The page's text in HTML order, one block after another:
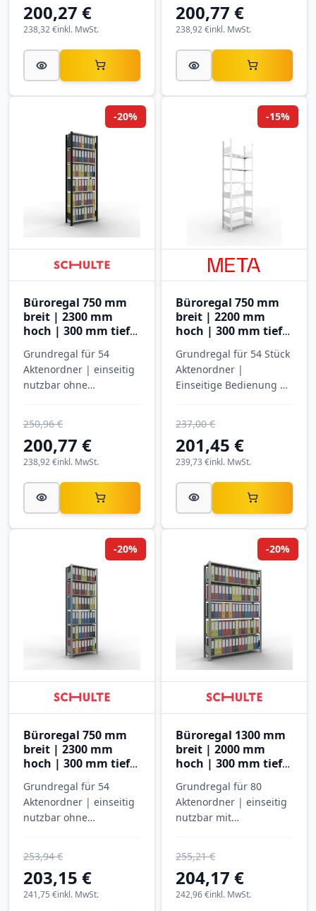
200,27 €
inkl. MwSt.
238,32 €
200,77 €
inkl. MwSt.
238,92 €
Büroregal 750 mm
breit | 2300 mm
hoch | 300 mm tief |
Grundregal für 54
Aktenordner | einseitig
nutzbar ohne
200,77 €
250,96 €
-20%
inkl. MwSt.
238,92 €
Büroregal 750 mm
breit | 2200 mm
hoch | 300 mm tief |
Grundregal für 54 Stück
Aktenordner |
Einseitige Bedienung |
201,45 €
237,00 €
-15%
inkl. MwSt.
239,73 €
Büroregal 750 mm
breit | 2300 mm
hoch | 300 mm tief |
Grundregal für 54
Aktenordner | einseitig
nutzbar ohne
203,15 €
253,94 €
-20%
inkl. MwSt.
241,75 €
Büroregal 1300 mm
breit | 2000 mm
hoch | 300 mm tief |
Grundregal für 80
Aktenordner | einseitig
nutzbar mit
204,17 €
255,21 €
-20%
inkl. MwSt.
242,96 €